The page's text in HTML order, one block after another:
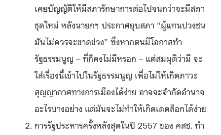
เคยบัญญัติให้มีสภารักษาการต่อไปจนกว่าจะมีสภา
ชุดใหม่ หลังนายกฯ ประกาศยุบสภา “ผู้แทนปวงชน
มันไม่ควรจะขาดช่วง” ซึ่งหากตนมีโอกาสทำ
รัฐธรรมนูญ – ที่ก็คงไม่มีหรอก – แต่สมมุติว่ามี จะ
ใส่เรื่องนี้เข้าไปในรัฐธรรมนูญ เพื่อไม่ให้เกิดภาวะ
สุญญากาศทางการเมืองได้ง่าย อาจจะจำกัดอำนาจ
อะไรบางอย่าง แต่มันจะไม่ทำให้เกิดเดดล็อกได้ง่าย
การรัฐประหารครั้งหลังสุดในปี 2557 ของ คสช. ทำ